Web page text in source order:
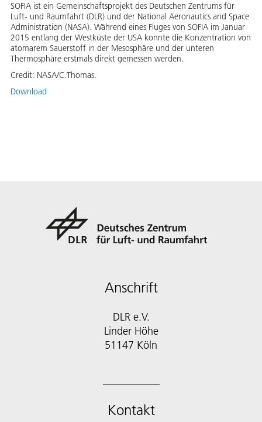
SOFIA ist ein Gemeinschaftsprojekt des Deutschen Zentrums für
Luft- und Raumfahrt (DLR) und der National Aeronautics and Space
Administration (NASA). Während eines Fluges von SOFIA im Januar
2015 entlang der Westküste der USA konnte die Konzentration von
atomarem Sauerstoff in der Mesosphäre und der unteren
Thermosphäre erstmals direkt gemessen werden.
Credit: NASA/C.Thomas.
Download
Anschrift
DLR e.V.
Linder Höhe
51147 Köln
Kontakt